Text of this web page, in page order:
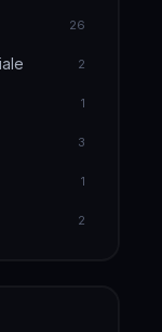
26
2
1
3
1
2